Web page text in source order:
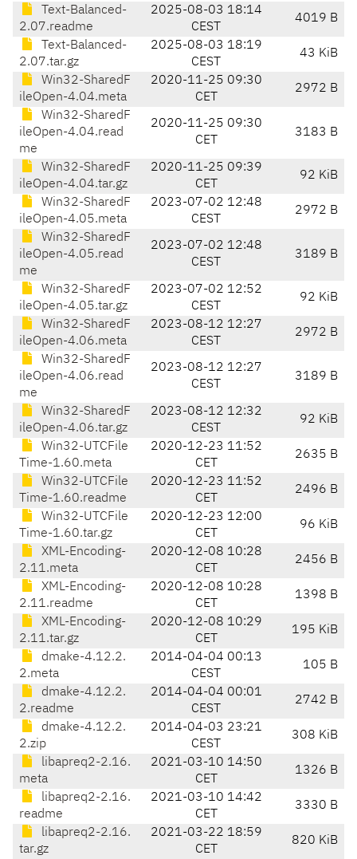
Text-Balanced-
2.07.readme
2025-08-03 18:14
CEST
4019 B
Text-Balanced-
2.07.tar.gz
2025-08-03 18:19
CEST
43 KiB
Win32-SharedF
ileOpen-4.04.meta
2020-11-25 09:30
CET
2972 B
Win32-SharedF
ileOpen-4.04.read
me
2020-11-25 09:30
CET
3183 B
Win32-SharedF
ileOpen-4.04.tar.gz
2020-11-25 09:39
CET
92 KiB
Win32-SharedF
ileOpen-4.05.meta
2023-07-02 12:48
CEST
2972 B
Win32-SharedF
ileOpen-4.05.read
me
2023-07-02 12:48
CEST
3189 B
Win32-SharedF
ileOpen-4.05.tar.gz
2023-07-02 12:52
CEST
92 KiB
Win32-SharedF
ileOpen-4.06.meta
2023-08-12 12:27
CEST
2972 B
Win32-SharedF
ileOpen-4.06.read
me
2023-08-12 12:27
CEST
3189 B
Win32-SharedF
ileOpen-4.06.tar.gz
2023-08-12 12:32
CEST
92 KiB
Win32-UTCFile
Time-1.60.meta
2020-12-23 11:52
CET
2635 B
Win32-UTCFile
Time-1.60.readme
2020-12-23 11:52
CET
2496 B
Win32-UTCFile
Time-1.60.tar.gz
2020-12-23 12:00
CET
96 KiB
XML-Encoding-
2.11.meta
2020-12-08 10:28
CET
2456 B
XML-Encoding-
2.11.readme
2020-12-08 10:28
CET
1398 B
XML-Encoding-
2.11.tar.gz
2020-12-08 10:29
CET
195 KiB
dmake-4.12.2.
2.meta
2014-04-04 00:13
CEST
105 B
dmake-4.12.2.
2.readme
2014-04-04 00:01
CEST
2742 B
dmake-4.12.2.
2.zip
2014-04-03 23:21
CEST
308 KiB
libapreq2-2.16.
meta
2021-03-10 14:50
CET
1326 B
libapreq2-2.16.
readme
2021-03-10 14:42
CET
3330 B
libapreq2-2.16.
tar.gz
2021-03-22 18:59
CET
820 KiB